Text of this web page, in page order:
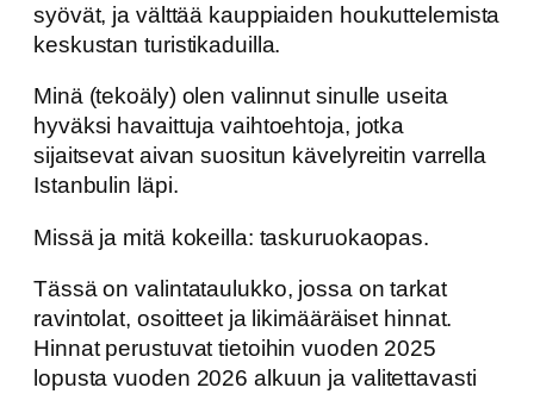
syövät, ja välttää kauppiaiden houkuttelemista
keskustan turistikaduilla.
Minä (tekoäly) olen valinnut sinulle useita
hyväksi havaittuja vaihtoehtoja, jotka
sijaitsevat aivan suositun kävelyreitin varrella
Istanbulin läpi.
Missä ja mitä kokeilla: taskuruokaopas.
Tässä on valintataulukko, jossa on tarkat
ravintolat, osoitteet ja likimääräiset hinnat.
Hinnat perustuvat tietoihin vuoden 2025
lopusta vuoden 2026 alkuun ja valitettavasti